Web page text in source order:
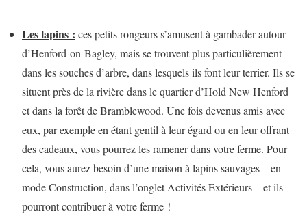
Les lapins : ces petits rongeurs s’amusent à gambader autour
d’Henford-on-Bagley, mais se trouvent plus particulièrement
dans les souches d’arbre, dans lesquels ils font leur terrier. Ils se
situent près de la rivière dans le quartier d’Hold New Henford
et dans la forêt de Bramblewood. Une fois devenus amis avec
eux, par exemple en étant gentil à leur égard ou en leur offrant
des cadeaux, vous pourrez les ramener dans votre ferme. Pour
cela, vous aurez besoin d’une maison à lapins sauvages – en
mode Construction, dans l’onglet Activités Extérieurs – et ils
pourront contribuer à votre ferme !